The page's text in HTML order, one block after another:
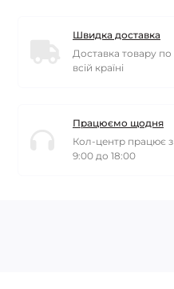
Швидка доставка
Доставка товару по
всій країні
Працюємо щодня
Кол-центр працює з
9:00 до 18:00